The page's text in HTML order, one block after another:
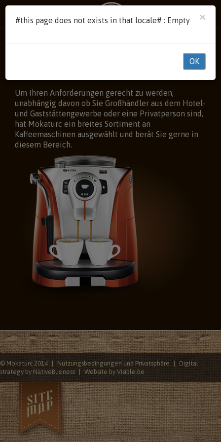
Um Ihren Anforderungen gerecht zu werden,
unabhängig davon ob Sie Großhändler aus dem Hotel-
und Gaststättengewerbe oder eine Privatperson sind,
hat Mokaturc ein breites Sortiment an
Kaffeemaschinen ausgewählt und berät Sie gerne in
diesem Bereich.
© Mokaturc 2014 Nutzungsbedingungen und Privatsphäre
Digital
strategy by NativeBusiness
Website by Visible.be
und herzhafte Leckereien
×
#this page does not exists in that locale# : Empty
OK